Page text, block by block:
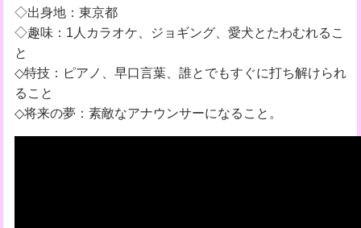
◇出身地：東京都
◇趣味：1人カラオケ、ジョギング、愛犬とたわむれるこ
と
◇特技：ピアノ、早口言葉、誰とでもすぐに打ち解けられ
ること
◇将来の夢：素敵なアナウンサーになること。